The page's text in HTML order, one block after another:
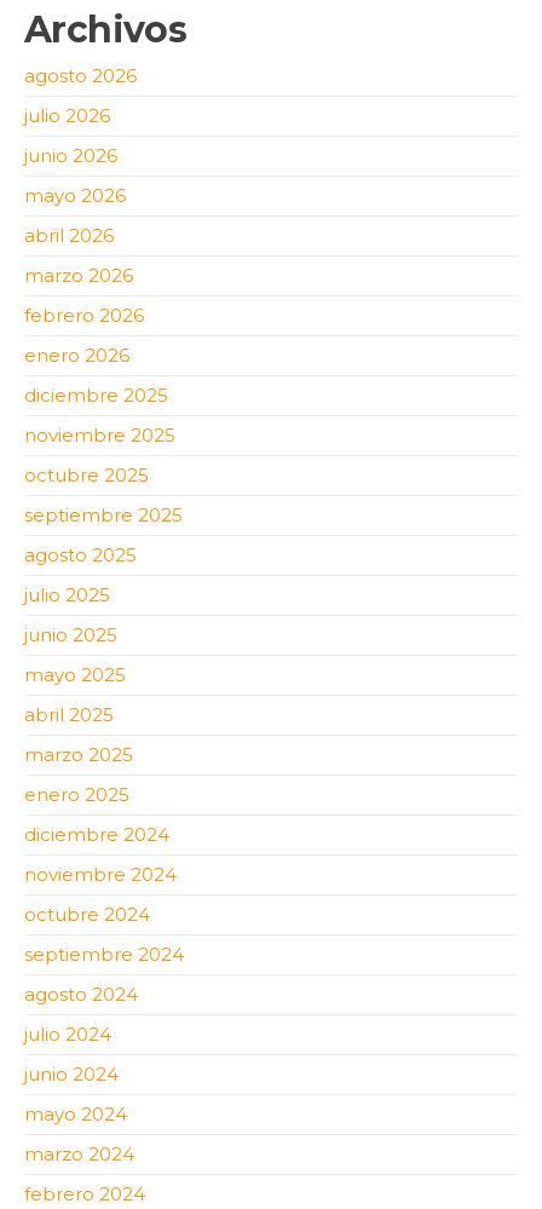
Archivos
agosto 2026
julio 2026
junio 2026
mayo 2026
abril 2026
marzo 2026
febrero 2026
enero 2026
diciembre 2025
noviembre 2025
octubre 2025
septiembre 2025
agosto 2025
julio 2025
junio 2025
mayo 2025
abril 2025
marzo 2025
enero 2025
diciembre 2024
noviembre 2024
octubre 2024
septiembre 2024
agosto 2024
julio 2024
junio 2024
mayo 2024
marzo 2024
febrero 2024